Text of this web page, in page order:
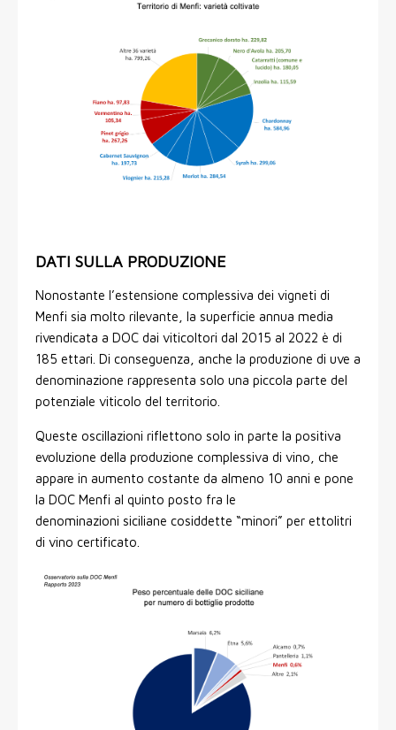
DATI SULLA PRODUZIONE
Nonostante l’estensione complessiva dei vigneti di
Menfi sia molto rilevante, la superficie annua media
rivendicata a DOC dai viticoltori dal 2015 al 2022 è di
185 ettari. Di conseguenza, anche la produzione di uve a
denominazione rappresenta solo una piccola parte del
potenziale viticolo del territorio.
Queste oscillazioni riflettono solo in parte la positiva
evoluzione della produzione complessiva di vino, che
appare in aumento costante da almeno 10 anni e pone
la DOC Menfi al quinto posto fra le
denominazioni siciliane cosiddette “minori” per ettolitri
di vino certificato.